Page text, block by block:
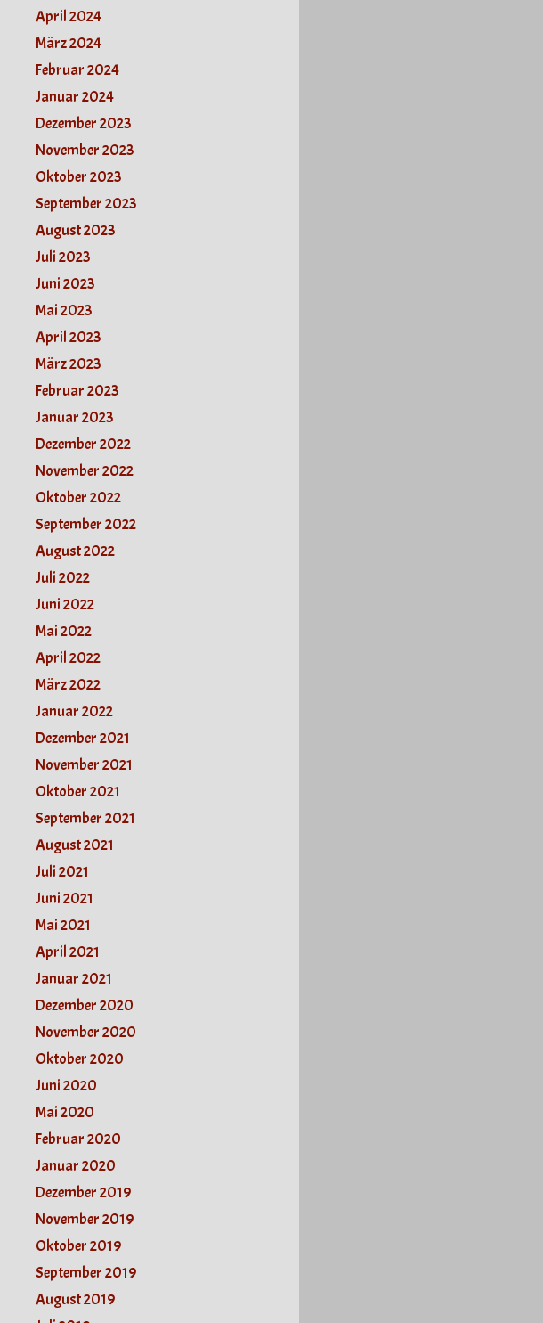
April 2024
März 2024
Februar 2024
Januar 2024
Dezember 2023
November 2023
Oktober 2023
September 2023
August 2023
Juli 2023
Juni 2023
Mai 2023
April 2023
März 2023
Februar 2023
Januar 2023
Dezember 2022
November 2022
Oktober 2022
September 2022
August 2022
Juli 2022
Juni 2022
Mai 2022
April 2022
März 2022
Januar 2022
Dezember 2021
November 2021
Oktober 2021
September 2021
August 2021
Juli 2021
Juni 2021
Mai 2021
April 2021
Januar 2021
Dezember 2020
November 2020
Oktober 2020
Juni 2020
Mai 2020
Februar 2020
Januar 2020
Dezember 2019
November 2019
Oktober 2019
September 2019
August 2019